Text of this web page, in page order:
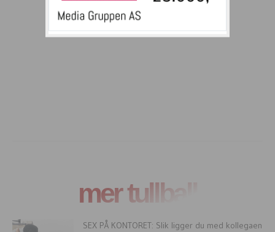
mer tullball
SEX PÅ KONTORET: Slik ligger du med kollegaen